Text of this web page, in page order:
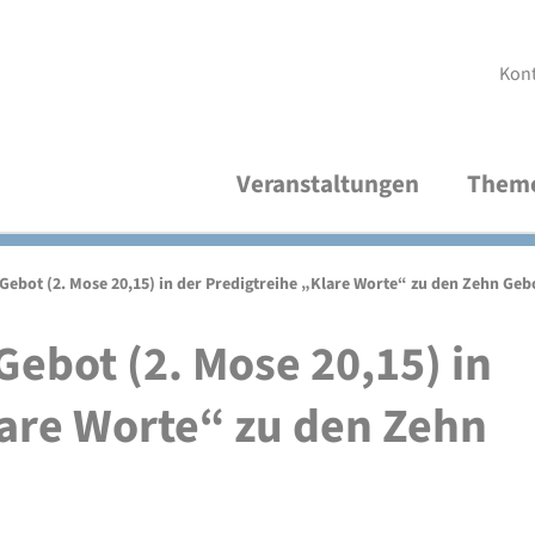
Veranstaltungen
Aktuelle Veranstaltungen
Demokratische Kultur und Bildung
Wirtschaft und Nachhaltigkeit
Über uns
Organisationsteam
(2. Mose 20,15) in der Predigtreihe „Klare Worte“ zu den Zehn
(2. Mose 20,15) in
Worte“ zu den Zehn